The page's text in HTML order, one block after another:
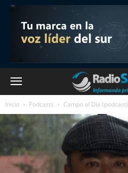
Inicio Podcasts Campo al Día (podcast)